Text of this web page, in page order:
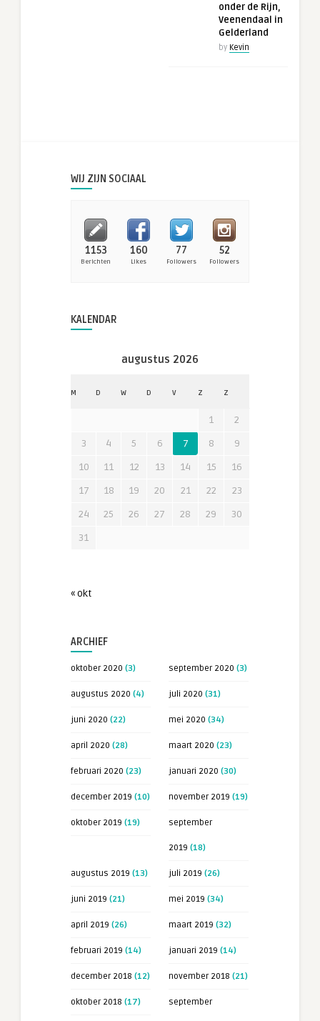
onder de Rijn,
Veenendaal in
Gelderland
by Kevin
WIJ ZIJN SOCIAAL
1153
Berichten
160
Likes
77
Followers
52
Followers
KALENDAR
augustus 2026
M D W D V Z Z
1
2
3
4 5 6 7 8
9
10
11 12 13 14 15
16
17
18 19 20 21 22
23
24
25 26 27 28 29
30
31
« okt
ARCHIEF
oktober 2020 (3) september 2020 (3)
augustus 2020 (4) juli 2020 (31)
juni 2020 (22) mei 2020 (34)
april 2020 (28) maart 2020 (23)
februari 2020 (23) januari 2020 (30)
december 2019 (10) november 2019 (19)
oktober 2019 (19) september
2019 (18)
augustus 2019 (13) juli 2019 (26)
juni 2019 (21) mei 2019 (34)
april 2019 (26) maart 2019 (32)
februari 2019 (14) januari 2019 (14)
december 2018 (12) november 2018 (21)
oktober 2018 (17) september